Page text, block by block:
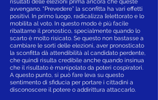
avvengano. “Prevedere” la sconfitta ha vari effetti
positivi. In primo luogo, radicalizza l’elettorato e lo
mobilita al voto. In questo modo è più facile
ribaltarne il pronostico, specialmente quando lo
scarto è molto risicato. Se questo non bastasse a
cambiare le sorti delle elezioni, aver pronosticato
la sconfitta dà attendibilità al candidato perdente,
che quindi risulta credibile anche quando insinua
che il risultato è manipolato da poteri cospiratori.
A questo punto, si può fare leva su questo
sentimento di sfiducia per portare i cittadini a
disconoscere il potere o addirittura attaccarlo.